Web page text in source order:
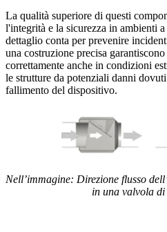
La qualità superiore di questi
l'integrità e la sicurezza in ambienti
dettaglio conta per prevenire
una costruzione precisa
correttamente anche in condizioni
le strutture da potenziali danni
fallimento del dispositivo.
Nell’immagine: Direzione flusso
in una valvola